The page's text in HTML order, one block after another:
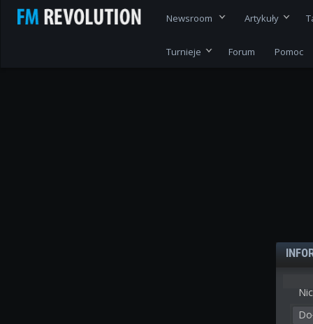
Newsroom Artykuły
Turnieje Forum Pomoc